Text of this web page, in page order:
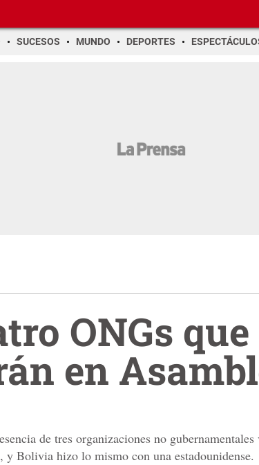
SUCESOS MUNDO DEPORTES
ONGs que
en
de tres organizaciones no
Bolivia hizo lo mismo con una estadounidense.